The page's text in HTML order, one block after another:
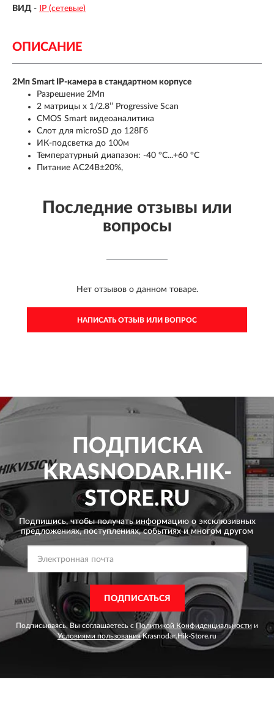
ВИД - IP (сетевые)
ОПИСАНИЕ
2Мп Smart IP-камера в стандартном корпусе
Разрешение 2Мп
2 матрицы х 1/2.8’’ Progressive Scan
CMOS Smart видеоаналитика
Слот для microSD до 128Гб
ИК-подсветка до 100м
Температурный диапазон: -40 °C...+60 °C
Питание AC24В±20%,
Последние отзывы или
вопросы
Нет отзывов о данном товаре.
НАПИСАТЬ ОТЗЫВ ИЛИ ВОПРОС
ПОДПИСКА
KRASNODAR.HIK-
STORE.RU
Подпишись, чтобы получать информацию о эксклюзивных
предложениях,поступлениях, событиях и многом другом
ПОДПИСАТЬСЯ
Подписываясь, Вы соглашаетесь с Политикой Конфиденциальности и
Условиями пользованияKrasnodar.Hik-Store.ru